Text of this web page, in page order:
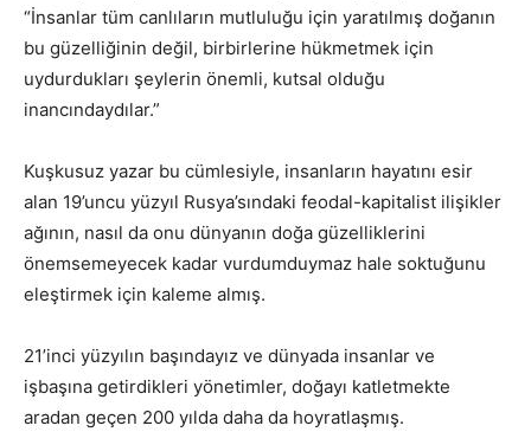
“İnsanlar tüm canlıların mutluluğu için yaratılmış doğanın
bu güzelliğinin değil, birbirlerine hükmetmek için
uydurdukları şeylerin önemli, kutsal olduğu
inancındaydılar.”
Kuşkusuz yazar bu cümlesiyle, insanların hayatını esir
alan 19’uncu yüzyıl Rusya’sındaki feodal-kapitalist ilişikler
ağının, nasıl da onu dünyanın doğa güzelliklerini
önemsemeyecek kadar vurdumduymaz hale soktuğunu
eleştirmek için kaleme almış.
21’inci yüzyılın başındayız ve dünyada insanlar ve
işbaşına getirdikleri yönetimler, doğayı katletmekte
aradan geçen 200 yılda daha da hoyratlaşmış.